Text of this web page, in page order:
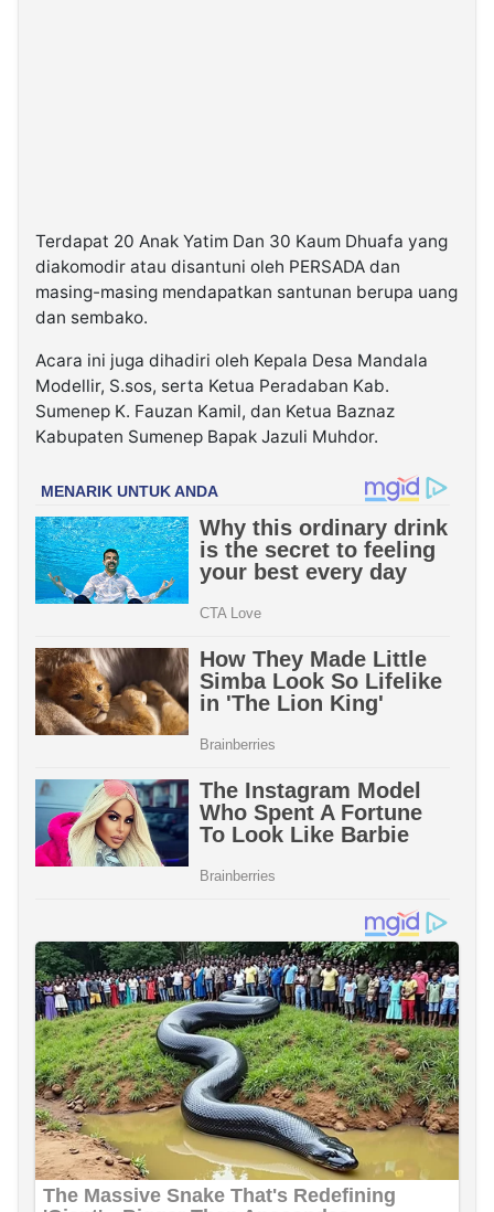
Terdapat 20 Anak Yatim Dan 30 Kaum Dhuafa yang
diakomodir atau disantuni oleh PERSADA dan
masing-masing mendapatkan santunan berupa uang
dan sembako.
Acara ini juga dihadiri oleh Kepala Desa Mandala
Modellir, S.sos, serta Ketua Peradaban Kab.
Sumenep K. Fauzan Kamil, dan Ketua Baznaz
Kabupaten Sumenep Bapak Jazuli Muhdor.